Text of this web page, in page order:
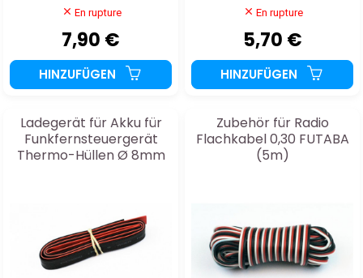
En rupture
7,90 €
HINZUFÜGEN
En rupture
5,70 €
HINZUFÜGEN
Ladegerät für Akku für
Funkfernsteuergerät
Thermo-Hüllen Ø 8mm
Zubehör für Radio
Flachkabel 0,30 FUTABA
(5m)